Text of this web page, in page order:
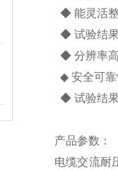
◆ 能灵活
◆ 试验结
◆ 分辨率
◆ 安全可靠
◆ 试验结
产品参数：
电缆交流耐